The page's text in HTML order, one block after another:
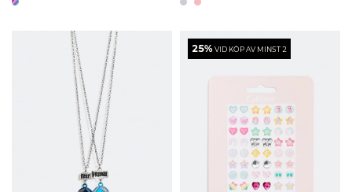
25%VID KÖP AV MINST 2